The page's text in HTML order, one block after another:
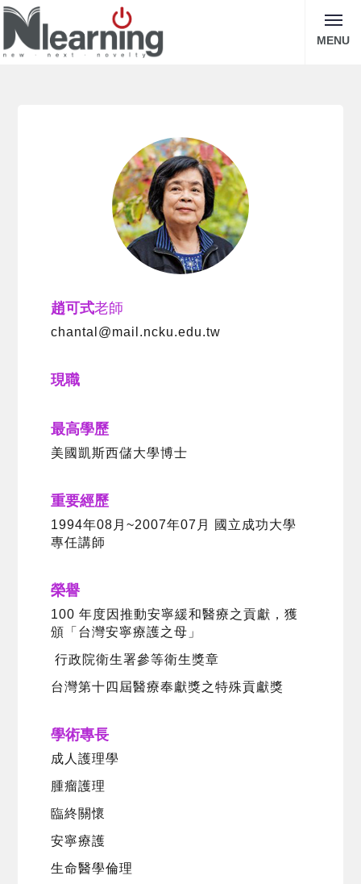
MENU
趙可式老師
chantal@mail.ncku.edu.tw
現職
最高學歷
美國凱斯西儲大學博士
重要經歷
1994年08月~2007年07月 國立成功大學
專任講師
榮譽
100 年度因推動安寧緩和醫療之貢獻，獲
頒「台灣安寧療護之母」
行政院衛生署參等衛生獎章
台灣第十四屆醫療奉獻獎之特殊貢獻獎
學術專長
成人護理學
腫瘤護理
臨終關懷
安寧療護
生命醫學倫理